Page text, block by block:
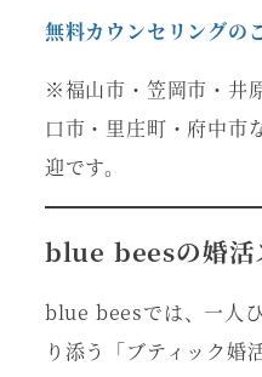
無料カウンセリングの
※福山市・笠岡市・井
口市・里庄町・府中市
迎です。
blue beesの婚活
blue beesでは、一人
り添う「ブティック婚